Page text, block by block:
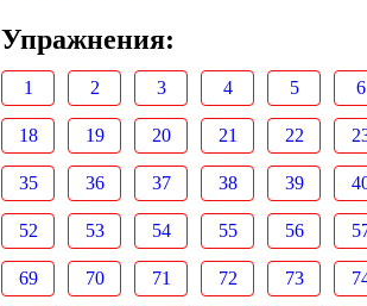
Упражнения:
1 2 3 4 5 6
18 19 20 21 22
35 36 37 38 39
52 53 54 55 56
69 70 71 72 73